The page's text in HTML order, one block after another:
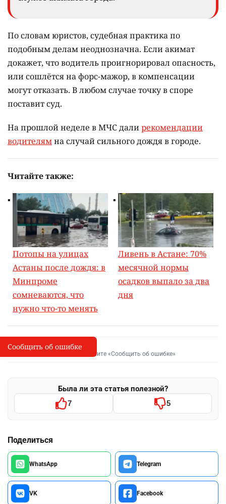
По словам юристов, судебная практика по
подобным делам неоднозначна. Если акимат
докажет, что водитель проигнорировал опасность,
или сошлётся на форс-мажор, в компенсации
могут отказать. В любом случае точку в споре
поставит суд.
На прошлой неделе в МЧС далирекомендации
водителямна случай сильного дождя в городе.
Читайте также:
Потопы на улицах
Астаны после дождя: в
Минпроме
сомневаются, что
нужно что-то менять
Ливень в Астане: 70%
месячной нормы
осадков выпало за два
дня
I
Сообщить об опечатке
Выделите фрагмент и нажмите «Сообщить об ошибке»
Была ли эта статья полезной?
7 5
Поделиться
WhatsApp Telegram
VK Facebook
Сообщить об ошибке